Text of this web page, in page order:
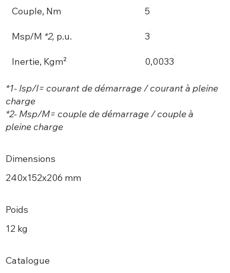
Couple, Nm 5
Msp/M *2, p.u. 3
Inertie, Kgm² 0,0033
*1- Isp/I= courant de démarrage / courant à pleine
charge
*2- Msp/M= couple de démarrage / couple à
pleine charge
Dimensions
240х152x206 mm
Poids
12 kg
Catalogue